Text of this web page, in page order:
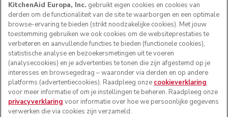
KitchenAid Europa, Inc. gebruikt eigen cookies en cookies van
derden om de functionaliteit van de site te waarborgen en een optimale
browse-ervaring te bieden (strikt noodzakelijke cookies). Met jouw
toestemming gebruiken we ook cookies om de websiteprestaties te
verbeteren en aanvullende functies te bieden (functionele cookies),
statistische analyse en bezoekersmetingen uit te voeren
(analysecookies) en je advertenties te tonen die zijn afgestemd op je
interesses en browsegedrag – waaronder via derden en op andere
platforms (advertentiecookies). Raadpleeg onze cookieverklaring
voor meer informatie of om je instellingen te beheren. Raadpleeg onze
privacyverklaring voor informatie over hoe we persoonlijke gegevens
verwerken die via cookies zijn verzameld.